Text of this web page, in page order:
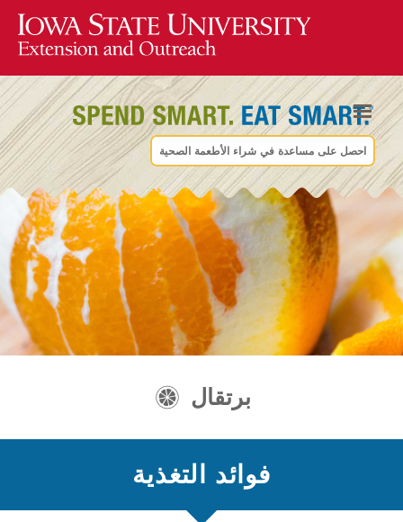
احصل على مساعدة في شراء الأطعمة الصحية
برتقال
فوائد التغذية